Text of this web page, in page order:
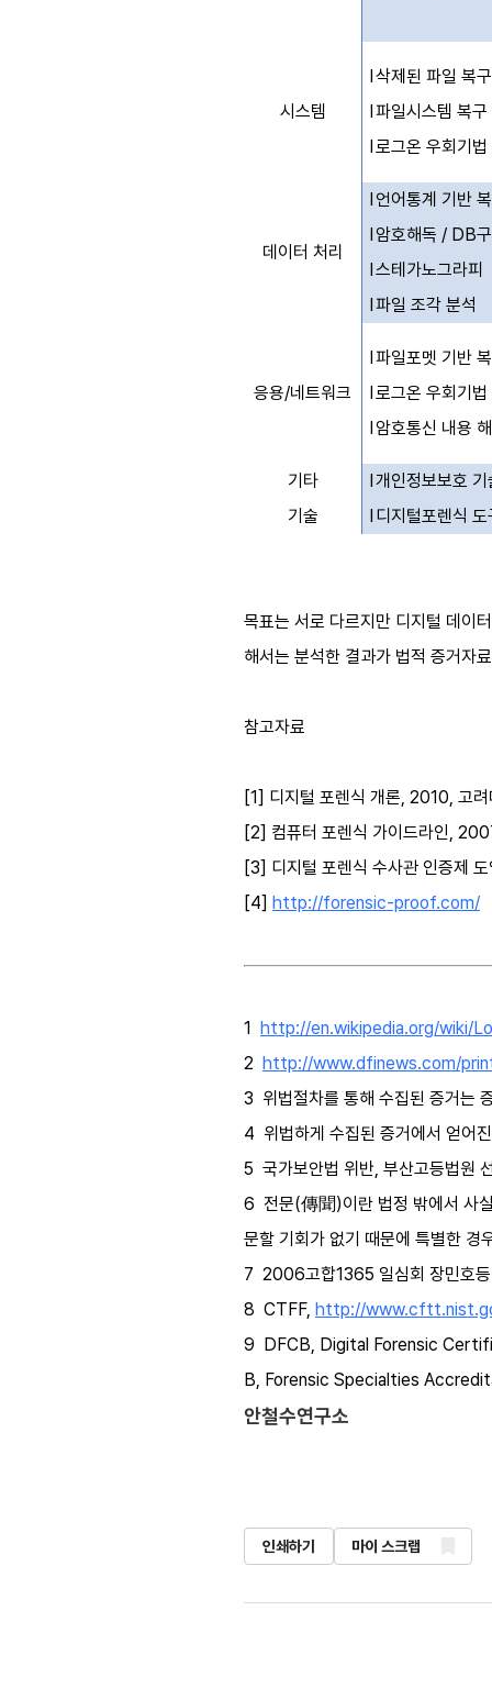
시스템
l삭제된 파일 복구
l파일시스템 복구
l로그온 우회기법
데이터 처리
l언어통계 기반
l암호해독 / DB
l스테가노그라피
l파일 조각 분석
응용/네트워크
l파일포멧 기반
l로그온 우회기법
l암호통신 내용
기타
기술
l개인정보보호 기
l 디지털포렌식
목표는 서로 다르지만 디지털 데이
해서는 분석한 결과가 법적 증거자
참고자료
[1] 디지털 포렌식 개론, 2010, 고
[2] 컴퓨터 포렌식 가이드라인,
[3] 디지털 포렌식 수사관 인증제
[4] http://forensic-proof.com/
1 http://en.wikipedia.org/wiki/
2 http://www.dfinews.com/
3 위법절차를 통해 수집된 증거는
4 위법하게 수집된 증거에서 얻어
5 국가보안법 위반, 부산고등법원
6 전문(傳聞)이란 법정 밖에서 사
문할 기회가 없기 때문에 특별한 경
7 2006고합1365 일심회 장민호
8 CTFF, http://
9 DFCB, Digital Forensic
B, Forensic Specialties
안철수연구소
인쇄하기 마이 스크랩